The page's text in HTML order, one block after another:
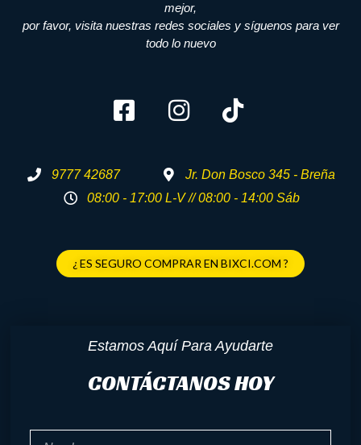
mejor,
por favor, visita nuestras redes sociales y síguenos para ver
todo lo nuevo
9777 42687
Jr. Don Bosco 345 - Breña
08:00 - 17:00 L-V // 08:00 - 14:00 Sáb
¿ ES SEGURO COMPRAR EN BIXCI.COM ?
Estamos Aquí Para Ayudarte
CONTÁCTANOS HOY